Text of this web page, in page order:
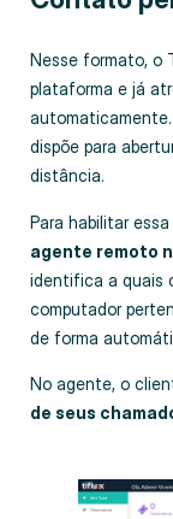
Nesse formato, o
plataforma e já
dispõe para
distância.
Para habilitar
agente remoto
identifica a quais
computador
de forma
No agente, o
de seus